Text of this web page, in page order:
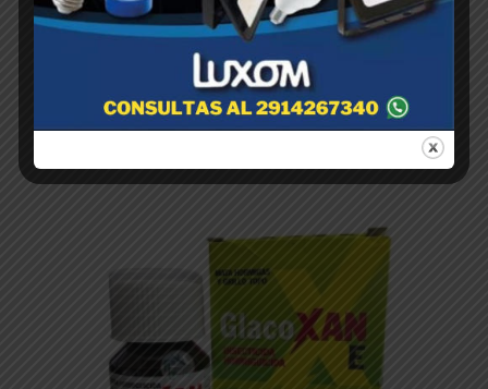
CUCARACHICIDA GEL
VIGILANTE – x 6 gs
$1,00